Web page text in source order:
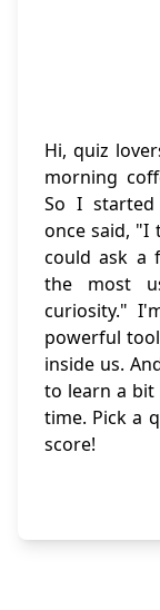
Hi, quiz
morning
So I started
once said, "I
could ask a
the most
curiosity."
powerful
inside us.
to learn a bit
time. Pick a
score!